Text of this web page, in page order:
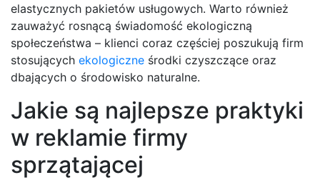
elastycznych pakietów usługowych. Warto również
zauważyć rosnącą świadomość ekologiczną
społeczeństwa – klienci coraz częściej poszukują firm
stosujących ekologiczne środki czyszczące oraz
dbających o środowisko naturalne.
Jakie są najlepsze praktyki
w reklamie firmy
sprzątającej